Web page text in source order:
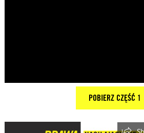
POBIERZ CZĘŚĆ 1